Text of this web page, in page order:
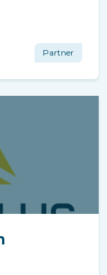
Partner